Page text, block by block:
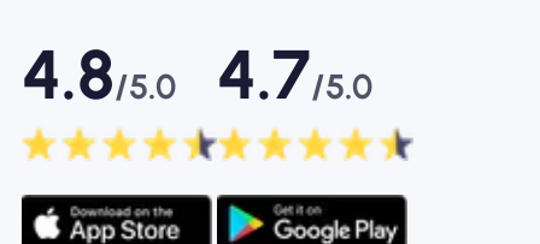
4.8/5.0 4.7/5.0